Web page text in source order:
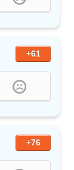
+61
+76